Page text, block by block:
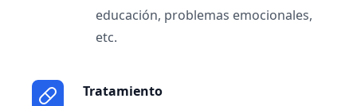
educación, problemas emocionales,
etc.
Tratamiento